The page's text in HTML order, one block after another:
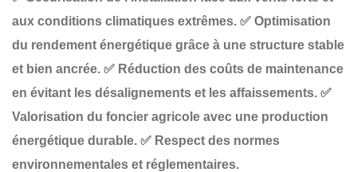
aux conditions climatiques extrêmes. ✅ Optimisation
du rendement énergétique grâce à une structure stable
et bien ancrée. ✅ Réduction des coûts de maintenance
en évitant les désalignements et les affaissements. ✅
Valorisation du foncier agricole avec une production
énergétique durable. ✅ Respect des normes
environnementales et réglementaires.